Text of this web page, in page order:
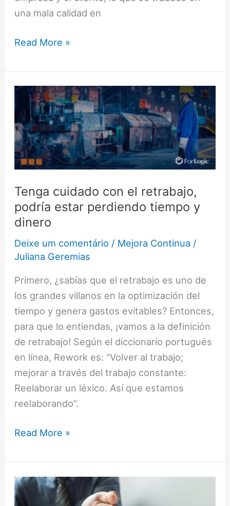
una mala calidad en
Read More »
Tenga cuidado con el retrabajo,
podría estar perdiendo tiempo y
dinero
Deixe um comentário / Mejora Continua /
Juliana Geremias
Primero, ¿sabías que el retrabajo es uno de
los grandes villanos en la optimización del
tiempo y genera gastos evitables? Entonces,
para que lo entiendas, ¡vamos a la definición
de retrabajo! Según el diccionario portugués
en línea, Rework es: “Volver al trabajo;
mejorar a través del trabajo constante:
Reelaborar un léxico. Así que estamos
reelaborando”.
Tenga
cuidado
con
el
retrabajo,
podría
estar
perdiendo
tiempo
dinero
Read More »
Evite
volver